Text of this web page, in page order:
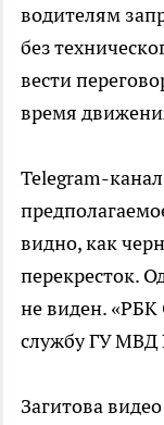
водителям
без
вести
время
Telegram-
видно, как
перекресток.
не виден. «РБК
службу ГУ МВД
Загитова